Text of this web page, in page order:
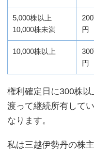
5,000株以上
10,000株未満
円
10,000株以上
円
権利確定日に300株
渡って継続所有して
なります。
私は三越伊勢丹の株